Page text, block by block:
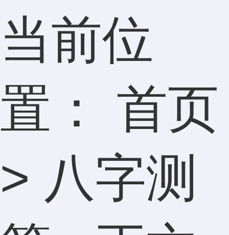
当前位
置： 首页
> 八字测